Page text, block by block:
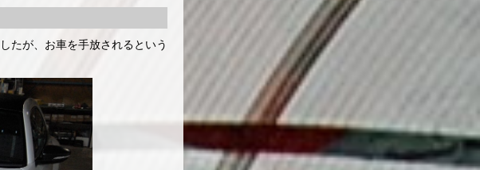
たが、お車を手放されるという